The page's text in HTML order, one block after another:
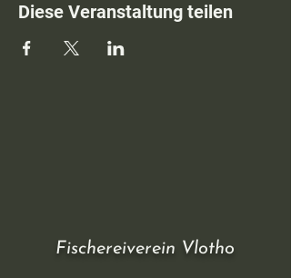
Diese Veranstaltung teilen
Fischereiverein Vlotho